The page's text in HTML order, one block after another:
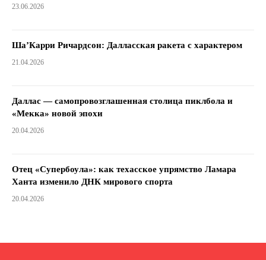
23.06.2026
Ша’Карри Ричардсон: Далласская ракета с характером
21.04.2026
Даллас — самопровозглашенная столица пиклбола и
«Мекка» новой эпохи
20.04.2026
Отец «Супербоула»: как техасское упрямство Ламара
Ханта изменило ДНК мирового спорта
20.04.2026